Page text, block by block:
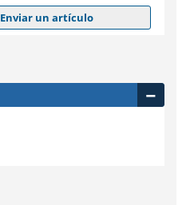
Enviar un artículo